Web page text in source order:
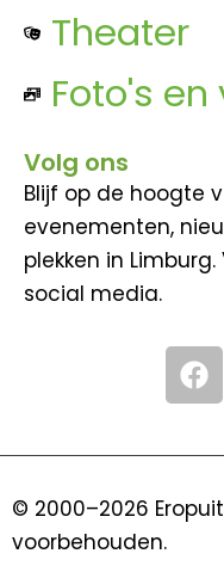
Theater
Foto's en
Volg ons
Blijf op de hoogte
evenementen,
plekken in
social media.
F
a
c
e
o
© 2000–2026
voorbehouden.